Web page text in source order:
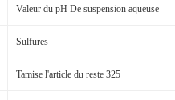
Valeur du pH De suspension aqueuse
Sulfures
Tamise l'article du reste 325